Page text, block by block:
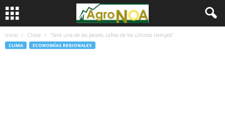
Inicio Clima “Será una de las peores zafras de los últimos tiempos”
CLIMA ECONOMÍAS REGIONALES